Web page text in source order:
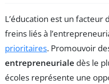
L’éducation est un
freins liés à
prioritaires. Promouvoir
entrepreneuriale dès le
écoles représente une